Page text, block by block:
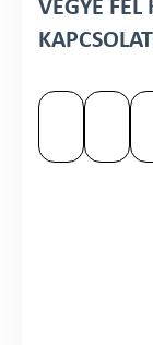
VEGYE FEL